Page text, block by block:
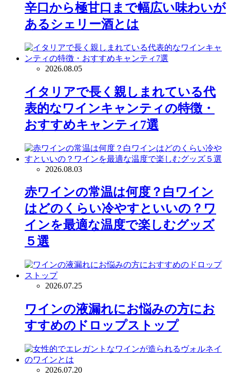
辛口から極甘口まで幅広い味わいが
あるシェリー酒とは
2026.08.05
イタリアで長く親しまれている代
表的なワインキャンティの特徴・
おすすめキャンティ7選
2026.08.03
赤ワインの常温は何度？白ワイン
はどのくらい冷やすといいの？ワ
インを最適な温度で楽しむグッズ
５選
2026.07.25
ワインの液漏れにお悩みの方にお
すすめのドロップストップ
2026.07.20